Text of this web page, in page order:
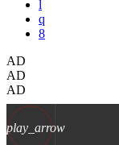
play_arrow
AD
AD
AD